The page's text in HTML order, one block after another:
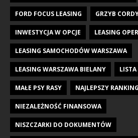
FORD FOCUS LEASING GRZYB
INWESTYCJA W OPCJE LEASING
LEASING SAMOCHODÓW WARSZAWA
LEASING WARSZAWA BIELANY
MAŁE PSY RASY NAJLEPSZY
NIEZALEŻNOŚĆ FINANSOWA
NISZCZARKI DO DOKUMENTÓW